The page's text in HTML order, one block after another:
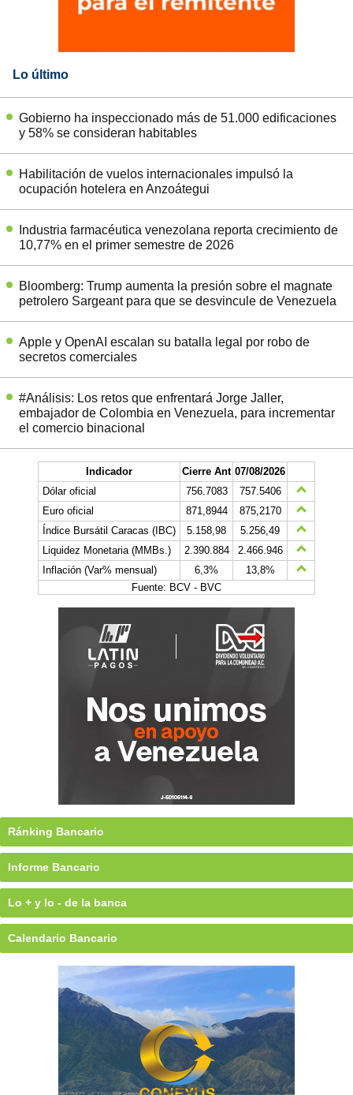
Lo último
Gobierno ha inspeccionado más de 51.000 edificaciones
y 58% se consideran habitables
Habilitación de vuelos internacionales impulsó la
ocupación hotelera en Anzoátegui
Industria farmacéutica venezolana reporta crecimiento de
10,77% en el primer semestre de 2026
Bloomberg: Trump aumenta la presión sobre el magnate
petrolero Sargeant para que se desvincule de Venezuela
Apple y OpenAI escalan su batalla legal por robo de
secretos comerciales
#Análisis: Los retos que enfrentará Jorge Jaller,
embajador de Colombia en Venezuela, para incrementar
el comercio binacional
Indicador Cierre Ant 07/08/2026
Dólar oficial
756.7083
757.5406
Euro oficial
871,8944
875,2170
Índice Bursátil Caracas (IBC)
5.158,98
5.256,49
Liquidez Monetaria (MMBs.)
2.390.884
2.466.946
Inflación (Var% mensual)
6,3%
13,8%
Fuente: BCV - BVC
Ránking Bancario
Informe Bancario
Lo + y lo - de la banca
Calendario Bancario